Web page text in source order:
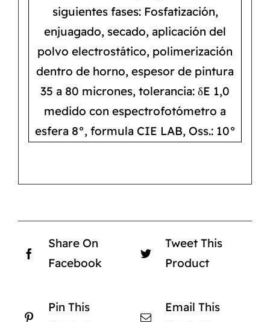
siguientes fases: Fosfatización,
enjuagado, secado, aplicación del
polvo electrostático, polimerización
dentro de horno, espesor de pintura
35 a 80 micrones, tolerancia: δE 1,0
medido con espectrofotómetro a
esfera 8°, formula CIE LAB, Oss.: 10°
Share On
Facebook
Tweet This
Product
Pin This
Email This